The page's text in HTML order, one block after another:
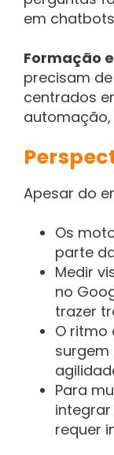
em
Formação
precisam
centrados
automação,
Apesar do
Os
parte
Medir
no
trazer
O ritmo
Para
integrar
requer